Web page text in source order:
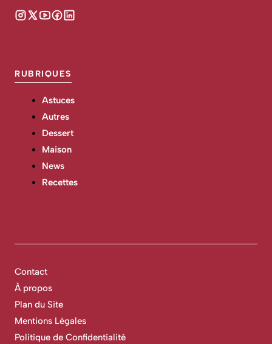
RUBRIQUES
Astuces
Autres
Dessert
Maison
News
Recettes
Contact
À propos
Plan du Site
Mentions Légales
Politique de Confidentialité